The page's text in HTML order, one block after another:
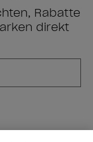
Rabatte
direkt